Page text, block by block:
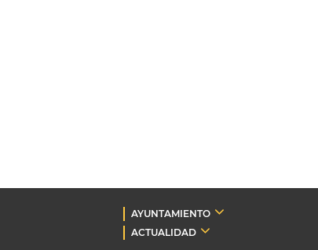
AYUNTAMIENTO
ACTUALIDAD